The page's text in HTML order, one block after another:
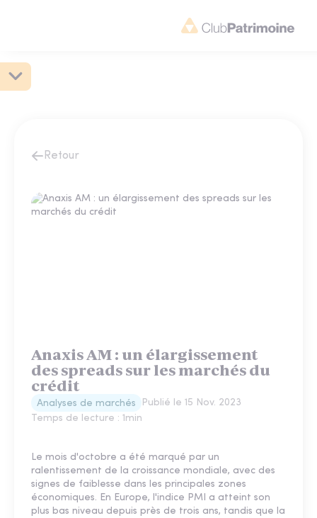
Retour
Anaxis AM : un élargissement
des spreads sur les marchés du
crédit
Analyses de marchés Publié le 15 Nov. 2023
Temps de lecture : 1min
Le mois d'octobre a été marqué par un
ralentissement de la croissance mondiale, avec des
signes de faiblesse dans les principales zones
économiques. En Europe, l'indice PMI a atteint son
plus bas niveau depuis près de trois ans, tandis que la